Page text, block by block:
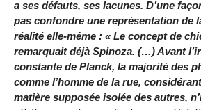
a ses défauts, ses lacunes. D’une
pas confondre une représentation de
réalité elle-même : « Le concept de
remarquait déjà Spinoza. (…) Avant
constante de Planck, la majorité des
comme l’homme de la rue,
matière supposée isolée des autres,